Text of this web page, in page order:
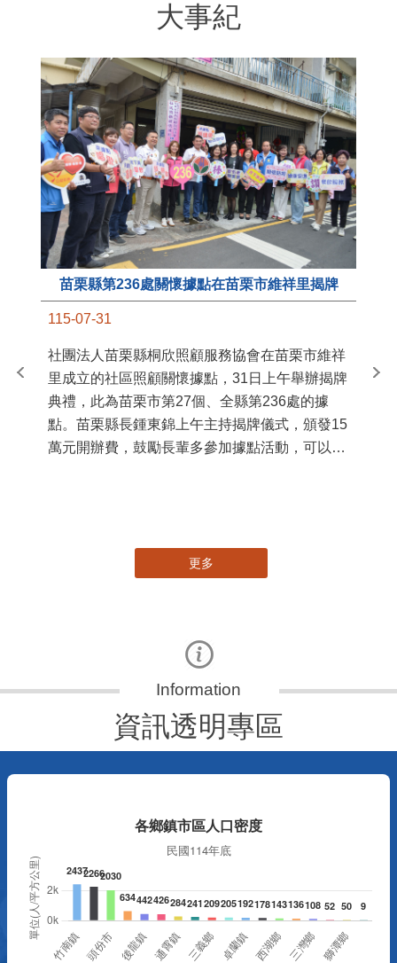
大事紀
苗栗縣第236處關懷據點在苗栗市維祥里揭牌
115-07-31
社團法人苗栗縣桐欣照顧服務協會在苗栗市維祥
里成立的社區照顧關懷據點，31日上午舉辦揭牌
典禮，此為苗栗市第27個、全縣第236處的據
點。苗栗縣長鍾東錦上午主持揭牌儀式，頒發15
萬元開辦費，鼓勵長輩多參加據點活動，可以更
苗
更多
資訊透明專區